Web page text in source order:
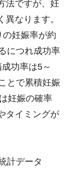
法ですが、妊
なります。
妊娠率が約
につれ成功率
功率は5～
とで累積妊娠
妊娠の確率
タイミングが
計データ